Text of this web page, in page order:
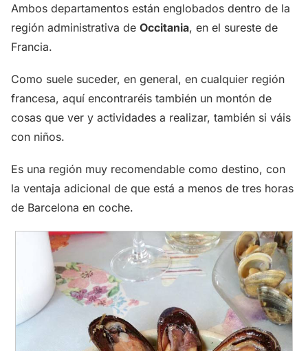
Ambos departamentos están englobados dentro de la
región administrativa de Occitania, en el sureste de
Francia.
Como suele suceder, en general, en cualquier región
francesa, aquí encontraréis también un montón de
cosas que ver y actividades a realizar, también si váis
con niños.
Es una región muy recomendable como destino, con
la ventaja adicional de que está a menos de tres horas
de Barcelona en coche.